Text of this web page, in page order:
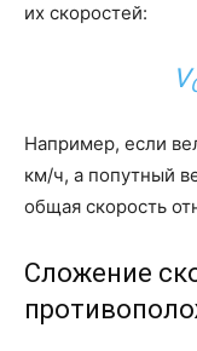
их скоростей:
V
Например, если
км/ч, а попутный
общая скорость
Сложение